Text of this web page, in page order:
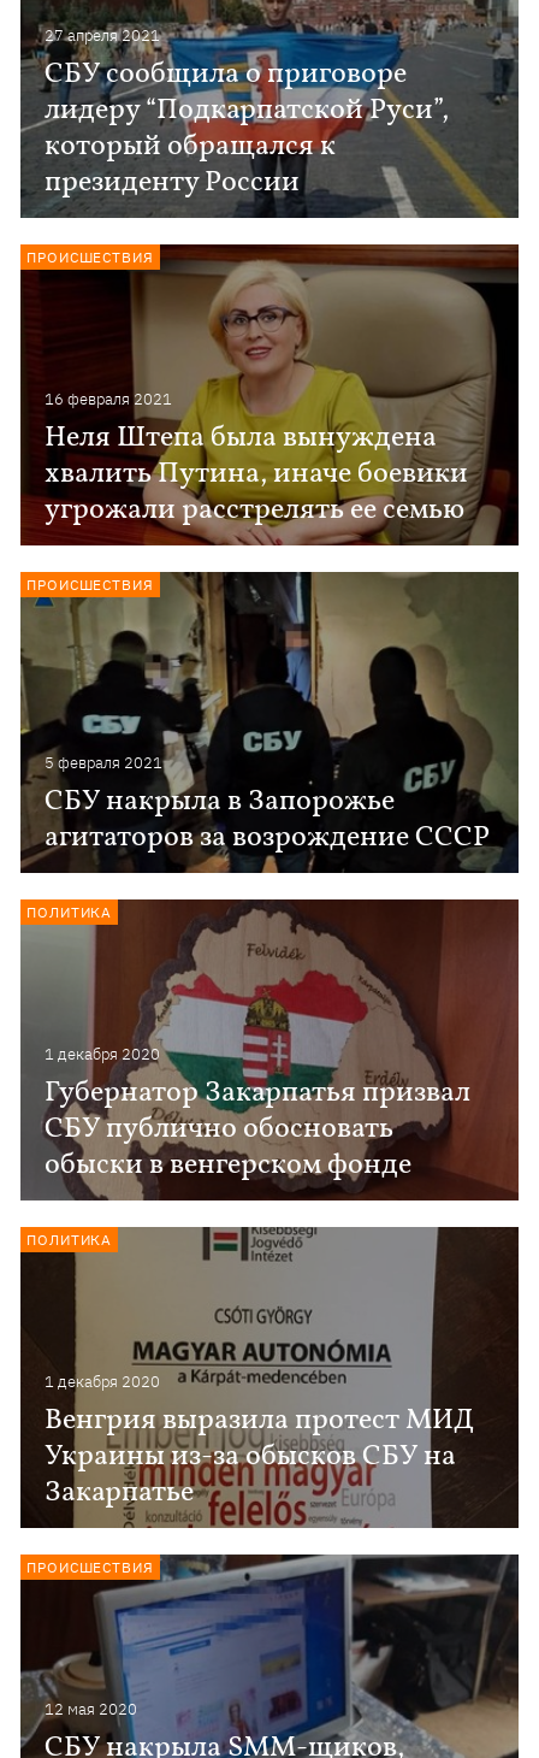
27 апреля 2021
СБУ сообщила о приговоре
лидеру “Подкарпатской Руси”,
который обращался к
президенту России
16 февраля 2021
Неля Штепа была вынуждена
хвалить Путина, иначе боевики
угрожали расстрелять ее семью
ПРОИСШЕСТВИЯ
5 февраля 2021
СБУ накрыла в Запорожье
агитаторов за возрождение СССР
ПРОИСШЕСТВИЯ
1 декабря 2020
Губернатор Закарпатья призвал
СБУ публично обосновать
обыски в венгерском фонде
ПОЛИТИКА
1 декабря 2020
Венгрия выразила протест МИД
Украины из-за обысков СБУ на
Закарпатье
ПОЛИТИКА
12 мая 2020
СБУ накрыла SMM-щиков,
ПРОИСШЕСТВИЯ